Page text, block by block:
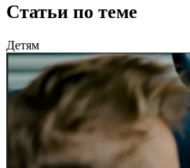
Статьи по теме
Детям